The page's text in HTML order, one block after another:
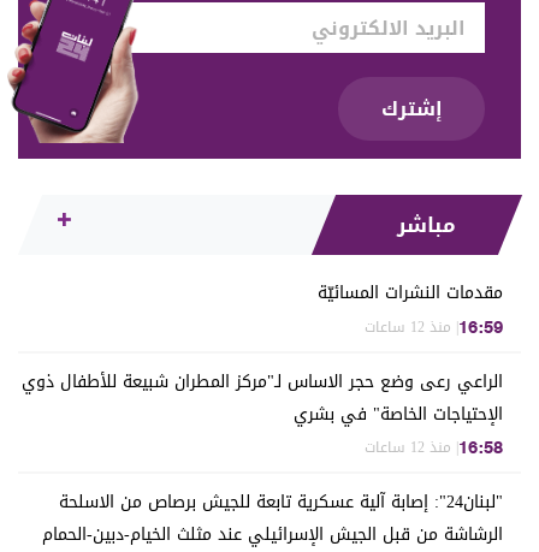
مباشر
مقدمات النشرات المسائيّة
16:59| منذ 12 ساعات
الراعي رعى وضع حجر الاساس لـ"مركز المطران شبيعة للأطفال ذوي
الإحتياجات الخاصة" في بشري
16:58| منذ 12 ساعات
"لبنان24": إصابة آلية عسكرية تابعة للجيش برصاص من الاسلحة
الرشاشة من قبل الجيش الإسرائيلي عند مثلث الخيام-دبين-الحمام
إشترك